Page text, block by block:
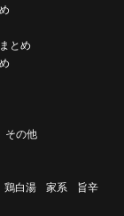
とめ
その他
鶏白湯 家系
旨辛